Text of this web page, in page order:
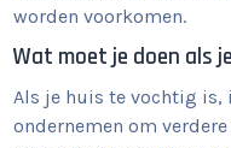
worden voorkomen.
Wat moet je doen als
Als je huis te vochtig
ondernemen om verdere